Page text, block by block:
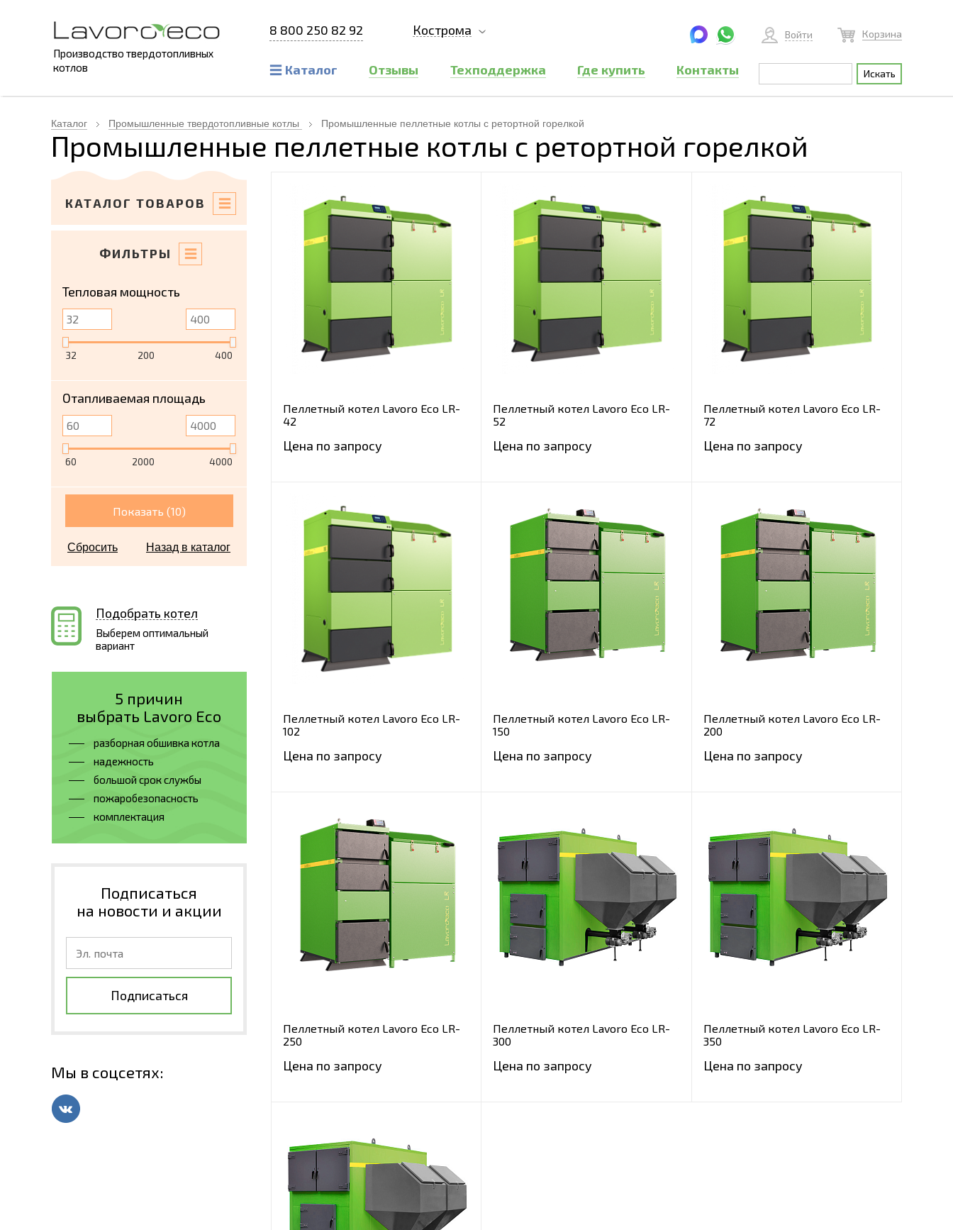
Производство твердотопливных
котлов
8 800 250 82 92 Кострома Войти Корзина
Каталог Отзывы Техподдержка Где купить Контакты
Каталог Промышленные твердотопливные котлы Промышленные пеллетные котлы с ретортной горелкой
Промышленные пеллетные котлы с ретортной горелкой
КАТАЛОГ ТОВАРОВ
ФИЛЬТРЫ
Тепловая мощность
32 200 400
Отапливаемая площадь
60 2000 4000
Показать (10)
Сбросить Назад в каталог
Подобрать котел
Выберем оптимальный
вариант
5 причин
выбрать Lavoro Eco
разборная обшивка котла
надежность
большой срок службы
пожаробезопасность
комплектация
Подписаться
на новости и акции
Подписаться
Мы в соцсетях:
Пеллетный котел Lavoro Eco LR-
42
Цена по запросу
Пеллетный котел Lavoro Eco LR-
52
Цена по запросу
Пеллетный котел Lavoro Eco LR-
72
Цена по запросу
Пеллетный котел Lavoro Eco LR-
102
Цена по запросу
Пеллетный котел Lavoro Eco LR-
150
Цена по запросу
Пеллетный котел Lavoro Eco LR-
200
Цена по запросу
Пеллетный котел Lavoro Eco LR-
250
Цена по запросу
Пеллетный котел Lavoro Eco LR-
300
Цена по запросу
Пеллетный котел Lavoro Eco LR-
350
Цена по запросу